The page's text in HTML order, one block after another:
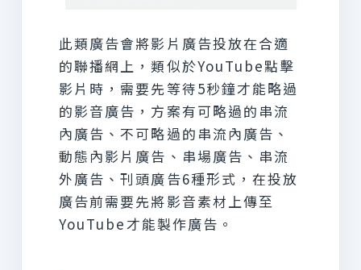
此類廣告會將影片廣告投放在合適
的聯播網上，類似於YouTube點擊
影片時，需要先等待5秒鐘才能略過
的影音廣告，方案有可略過的串流
內廣告、不可略過的串流內廣告、
動態內影片廣告、串場廣告、串流
外廣告、刊頭廣告6種形式，在投放
廣告前需要先將影音素材上傳至
YouTube才能製作廣告。